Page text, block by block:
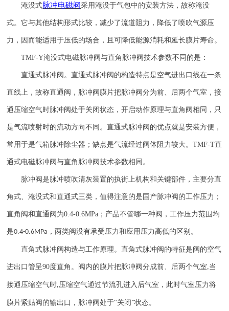
淹没式脉冲电磁阀采用淹没于气包中的安装方法，故称淹没
式。它与其他结构形式比较，减少了流道阻力，降低了喷吹气源压
力，因而能适用于压低的场合，且可降低能源消耗和延长膜片寿命。
TMF-Y淹没式电磁脉冲阀与直角脉冲阀技术参数不同的是：
直通式脉冲阀。直通式脉冲阀的构造特点是空气进出口线在一条
直线上，故称直通阀，脉冲阀膜片把脉冲阀分为前、后两个气室，接
通压缩空气时脉冲阀处于关闭状态，开启动作原理与直角阀相同，只
是气流喷射时的流动方向不同。直通式脉冲阀的优点就是安装方便，
常用于是气箱脉冲除尘器；缺点是气流经过阀体阻力较大。TMF-T直
通式电磁脉冲阀与直角脉冲阀技术参数相同。
脉冲阀是脉冲喷吹清灰装置的执街上机构和关键部件，主要分直
角式、淹没式和直通式三类，值得注意的是国产脉冲阀的工作压力；
直角阀和直通阀为0.4-0.6MPa ；产品不管哪一种阀，工作压力范围均
是0.4-0.6MPa ，两类阀没有承受压力和应用压力高低的区别。
直角式脉冲阀构造与工作原理。直角式脉冲阀的特征是阀的空气
进出口管呈90度直角。阀内的膜片把脉冲阀分成前、后两个气室,当
接通压缩空气时,压缩空气通过节流孔进入后气室，此时气室压力将
膜片紧贴阀的输出口，脉冲阀处于“关闭”状态。